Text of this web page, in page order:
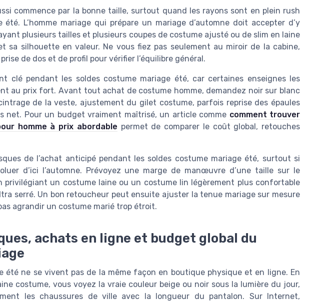
commence par la bonne taille, surtout quand les rayons sont en plein rush
L’homme mariage qui prépare un mariage d’automne doit accepter d’y
plusieurs tailles et plusieurs coupes de costume ajusté ou de slim en laine
sa silhouette en valeur. Ne vous fiez pas seulement au miroir de la cabine,
de dos et de profil pour vérifier l’équilibre général.
clé pendant les soldes costume mariage été, car certaines enseignes les
au prix fort. Avant tout achat de costume homme, demandez noir sur blanc
de la veste, ajustement du gilet costume, parfois reprise des épaules
net. Pour un budget vraiment maîtrisé, un article comme comment trouver
homme à prix abordable permet de comparer le coût global, retouches
de l’achat anticipé pendant les soldes costume mariage été, surtout si
d’ici l’automne. Prévoyez une marge de manœuvre d’une taille sur le
privilégiant un costume laine ou un costume lin légèrement plus confortable
serré. Un bon retoucheur peut ensuite ajuster la tenue mariage sur mesure
agrandir un costume marié trop étroit.
achats en ligne et budget global du
été ne se vivent pas de la même façon en boutique physique et en ligne. En
costume, vous voyez la vraie couleur beige ou noir sous la lumière du jour,
les chaussures de ville avec la longueur du pantalon. Sur Internet,